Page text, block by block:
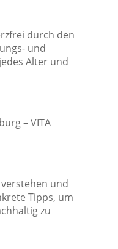
durch den
und
Alter und
– VITA
und
Tipps, um
zu